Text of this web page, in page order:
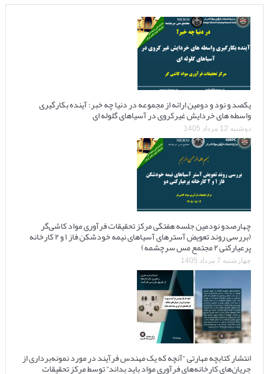
یکصد و نود و دومین ارائه از مجموعه در دنیا چه خبر: آینده بکارگیری
واسطه های خردایش غیرکروی در آسیاهای گلوله ای
دوشنبه 12 مرداد 1405
چهارصدو نودمین جلسه هفتگی مرکز تحقیقات فرآوری مواد کاشی‌گر
(بررسی روند تعویض آسترهای آسیاهای نیمه خودشکن فاز ۱ و ۲ کارخانه
پرعیارکنی ۲ مجتمع مس سرچشمه)
چهارشنبه 7 مرداد 1405
انتشار کتابچه مهارتی “آنچه که یک مهندس فرآیند در مورد نمونه‌برداری از
جریان‌های کارخانه‌های فرآوری مواد باید بداند” توسط مرکز تحقیقات